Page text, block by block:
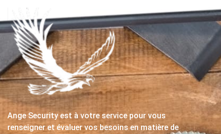
Ange Security est à votre service pour vous
renseigner et évaluer vos besoins en matière de